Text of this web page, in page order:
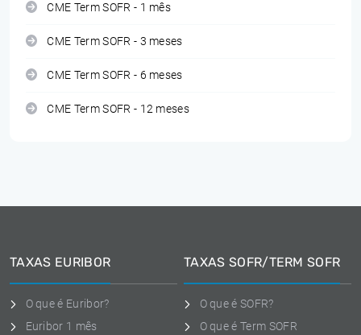
CME Term SOFR - 1 mês
CME Term SOFR - 3 meses
CME Term SOFR - 6 meses
CME Term SOFR - 12 meses
TAXAS EURIBOR
O que é Euribor?
Euribor 1 mês
TAXAS SOFR/TERM SOFR
O que é SOFR?
O que é Term SOFR